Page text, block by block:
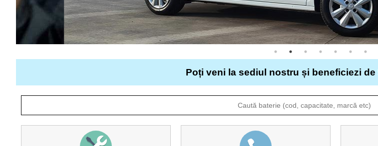
Poți veni la sediul nostru și beneficiezi de